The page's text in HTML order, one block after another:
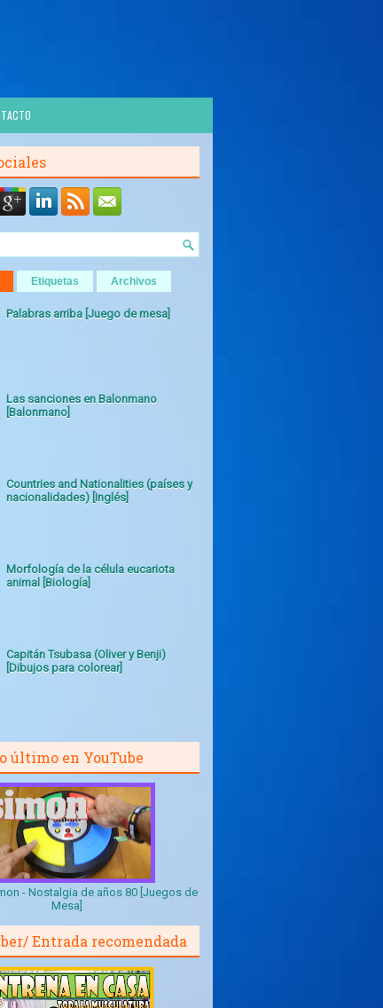
Etiquetas Archivos
Palabras arriba [Juego de mesa]
Las sanciones en Balonmano
[Balonmano]
Countries and Nationalities (países y
nacionalidades) [Inglés]
Morfología de la célula eucariota
animal [Biología]
Capitán Tsubasa (Oliver y Benji)
[Dibujos para colorear]
último en YouTube
- Nostalgia de años 80 [Juegos de
Mesa]
Entrada recomendada